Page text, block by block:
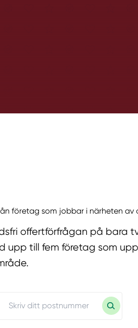
företag som jobbar i närheten av
offertförfrågan på bara
upp till fem företag som